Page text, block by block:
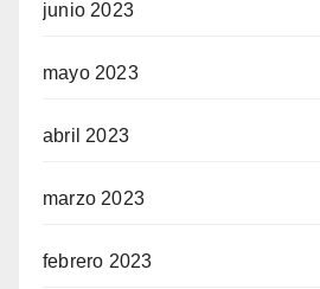
junio 2023
mayo 2023
abril 2023
marzo 2023
febrero 2023